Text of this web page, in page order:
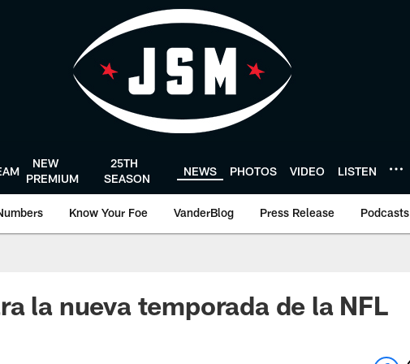
NEW
PREMIUM
25TH
SEASON
NEWS PHOTOS VIDEO LISTEN
Know Your Foe VanderBlog Press Release Podcasts
la nueva temporada de la NFL